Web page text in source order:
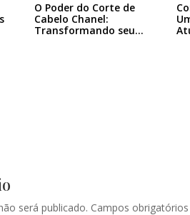
O Poder do Corte de
Cabelo Chanel:
Transformando seu…
será publicado. Campos